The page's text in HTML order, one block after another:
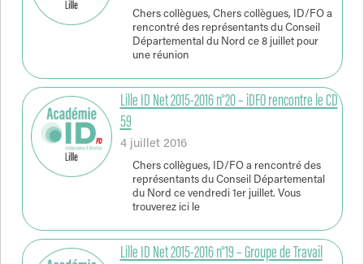
Chers collègues, Chers collègues, ID/FO a
rencontré des représentants du Conseil
Départemental du Nord ce 8 juillet pour
une réunion
Lille ID Net 2015-2016 n°20 – iDFO rencontre le CD
59
4 juillet 2016
Chers collègues, ID/FO a rencontré des
représentants du Conseil Départemental
du Nord ce vendredi 1er juillet. Vous
trouverez ici le
Lille ID Net 2015-2016 n°19 – Groupe de Travail